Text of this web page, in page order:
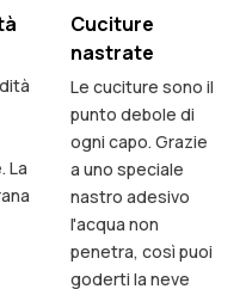
La
Cuciture
nastrate
Le cuciture sono il
punto debole di
ogni capo. Grazie
a uno speciale
nastro adesivo
l'acqua non
penetra, così puoi
goderti la neve